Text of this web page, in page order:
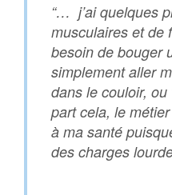
“… j’ai quelques
musculaires et de
besoin de bouger
simplement aller
dans le couloir,
part cela, le
à ma santé
des charges